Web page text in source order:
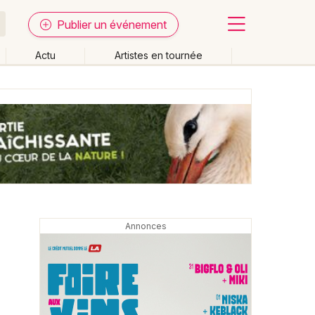
Publier un événement
Actu Artistes en tournée
Effacer les dates
end Autre